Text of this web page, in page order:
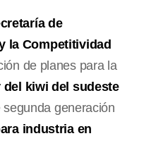
de
la Competitividad
de planes para la
del kiwi del sudeste
generación
industria en